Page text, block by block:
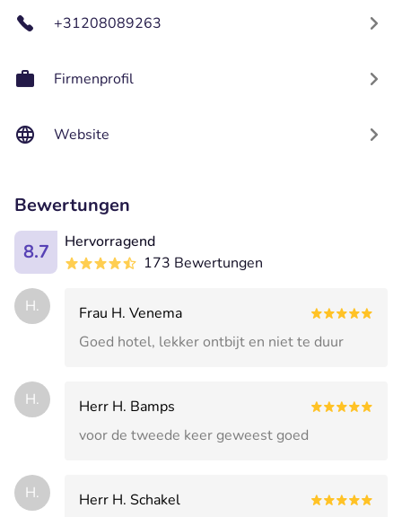
+31208089263
Firmenprofil
Website
Bewertungen
8.7
Hervorragend
173 Bewertungen
H.
Frau H. Venema
Goed hotel, lekker ontbijt en niet te duur
H.
Herr H. Bamps
voor de tweede keer geweest goed
H.
Herr H. Schakel